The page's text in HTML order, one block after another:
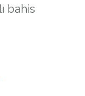
bahis